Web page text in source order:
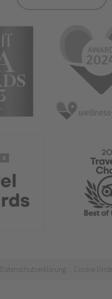
Datenschutzerklärung Cookie